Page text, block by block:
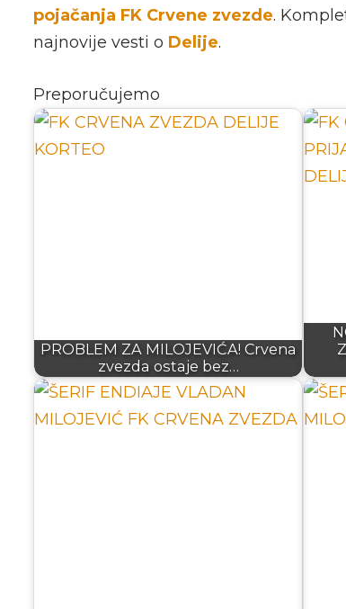
pojačanja FK Crvene zvezde.
najnovije vesti o Delije.
Preporučujemo
PROBLEM ZA MILOJEVIĆA! Crvena
zvezda ostaje bez…